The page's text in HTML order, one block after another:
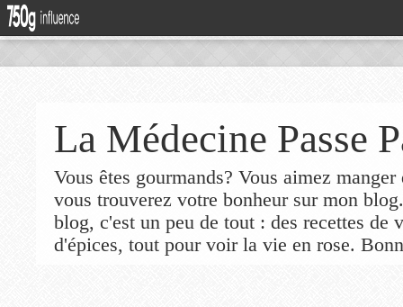
La Médecine Passe
Vous êtes gourmands? Vous aimez
vous trouverez votre bonheur sur mon
blog, c'est un peu de tout : des recettes de
d'épices, tout pour voir la vie en rose.